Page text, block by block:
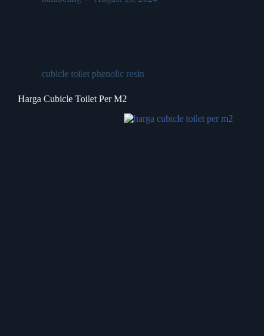
cubicle toilet phenolic resin
Harga Cubicle Toilet Per M2